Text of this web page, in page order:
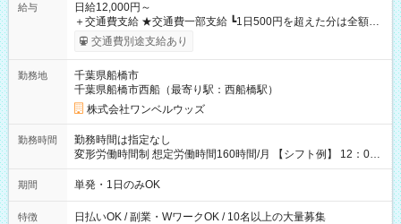
給与
日給12,000円～
＋交通費支給 ★交通費一部支給 ┗1日500円を超えた分は全額支
給！ ※往復500円以内の方は自己負担となります ★日払いOK！
（規定あり） ┗働いたその日に現金GET♪ お仕事後はコンビニ
なし
交通費別途支給あり
勤務地
千葉県船橋市
千葉県船橋市西船（最寄り駅：西船橋駅）
株式会社ワンベルウッズ
勤務時間
勤務時間は指定なし
変形労働時間制 想定労働時間160時間/月 【シフト例】 12：00
～22：00
期間 単発・1日のみOK
特徴 日払いOK / 副業・WワークOK / 10名以上の大量募集